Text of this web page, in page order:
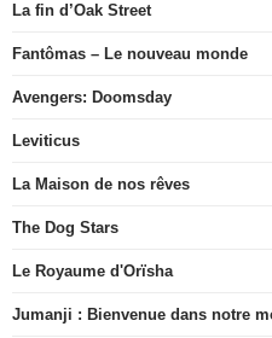
La fin d’Oak Street
Fantômas – Le nouveau monde
Avengers: Doomsday
Leviticus
La Maison de nos rêves
The Dog Stars
Le Royaume d'Orïsha
Jumanji : Bienvenue dans notre